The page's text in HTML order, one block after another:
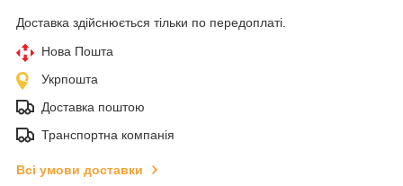
Доставка здійснюється тільки по передоплаті.
Нова Пошта
Укрпошта
Доставка поштою
Транспортна компанія
Всі умови доставки